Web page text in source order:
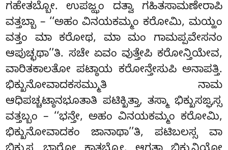
ಗಹೇತಬ್ಬೋ. ಉಪಜ್ಝಂ ದತ್ವಾ ಗಹಿತಸಾಮಣೇರಾಪಿ
ವತ್ತಬ್ಬಾ – ‘‘ಅಹಂ ವಿನಯಕಮ್ಮಂ ಕರೋಮಿ, ಮಯ್ಹಂ
ವತ್ತಂ ಮಾ ಕರೋಥ, ಮಾ ಮಂ ಗಾಮಪ್ಪವೇಸನಂ
ಆಪುಚ್ಛಥಾ’’ತಿ. ಸಚೇ ಏವಂ ವುತ್ತೇಪಿ ಕರೋನ್ತಿಯೇವ,
ವಾರಿತಕಾಲತೋ ಪಟ್ಠಾಯ ಕರೋನ್ತೇಸುಪಿ ಅನಾಪತ್ತಿ.
ಭಿಕ್ಖುನೋವಾದಕಸಮ್ಮುತಿ ನಾಮ
ಆಧಿಪಚ್ಚಟ್ಠಾನಭೂತಾತಿ ಪಟಿಕ್ಖಿತ್ತಾ, ತಸ್ಮಾ ಭಿಕ್ಖುಸಙ್ಘಸ್ಸ
ವತ್ತಬ್ಬಂ – ‘‘ಭನ್ತೇ, ಅಹಂ ವಿನಯಕಮ್ಮಂ ಕರೋಮಿ,
ಭಿಕ್ಖುನೋವಾದಕಂ ಜಾನಾಥಾ’’ತಿ, ಪಟಿಬಲಸ್ಸ ವಾ